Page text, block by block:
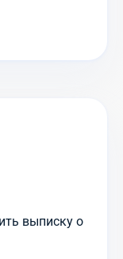
выписку о